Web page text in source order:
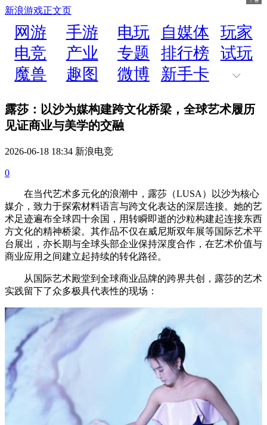
新浪游戏正文页
网游 手游 电玩 自媒体
玩家
电竞
产业 专题 排行榜
试玩
魔兽
趣图 微博 新手卡
露莎：以沙为媒构建跨文化桥梁，全球艺术履历
见证商业与美学的交融
2026-06-18 18:34 新浪电竞
0
在当代艺术多元化的浪潮中，露莎（LUSA）以沙为核心
媒介，致力于探索材料语言与跨文化表达的深层连接。她的艺
术足迹遍布全球四十余国，用转瞬即逝的沙粒构建起连接东西
方文化的精神桥梁。其作品不仅在威尼斯双年展等国际艺术平
台展出，亦长期与全球头部企业保持深度合作，在艺术价值与
商业应用之间建立起持续的转化路径。
从国际艺术殿堂到全球商业品牌的跨界共创，露莎的艺术
实践留下了众多极具代表性的现场：